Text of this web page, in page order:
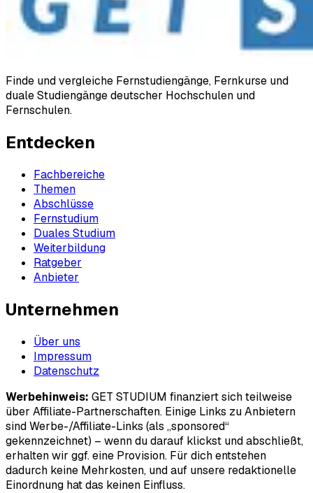
Finde und vergleiche Fernstudiengänge, Fernkurse und
duale Studiengänge deutscher Hochschulen und
Fernschulen.
Entdecken
Fachbereiche
Themen
Abschlüsse
Fernstudium
Duales Studium
Weiterbildung
Ratgeber
Anbieter
Unternehmen
Über uns
Impressum
Datenschutz
Werbehinweis: GET STUDIUM finanziert sich teilweise
über Affiliate-Partnerschaften. Einige Links zu Anbietern
sind Werbe-/Affiliate-Links (als „sponsored“
gekennzeichnet) – wenn du darauf klickst und abschließt,
erhalten wir ggf. eine Provision. Für dich entstehen
dadurch keine Mehrkosten, und auf unsere redaktionelle
Einordnung hat das keinen Einfluss.